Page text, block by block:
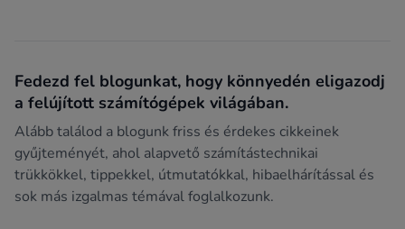
Fedezd fel blogunkat, hogy könnyedén eligazodj
a felújított számítógépek világában.
Alább találod a blogunk friss és érdekes cikkeinek
gyűjteményét, ahol alapvető számítástechnikai
trükkökkel, tippekkel, útmutatókkal, hibaelhárítással és
sok más izgalmas témával foglalkozunk.